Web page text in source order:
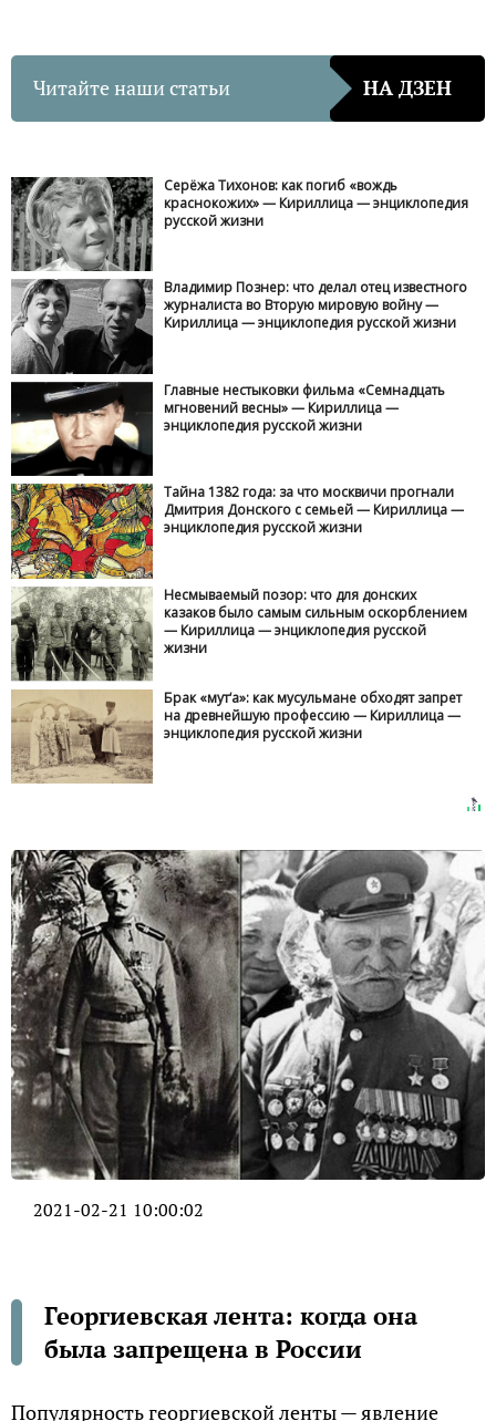
Читайте наши статьи НА ДЗЕН
Серёжа Тихонов: как погиб «вождь
краснокожих» — Кириллица — энциклопедия
русской жизни
Владимир Познер: что делал отец известного
журналиста во Вторую мировую войну —
Кириллица — энциклопедия русской жизни
Главные нестыковки фильма «Семнадцать
мгновений весны» — Кириллица —
энциклопедия русской жизни
Тайна 1382 года: за что москвичи прогнали
Дмитрия Донского с семьей — Кириллица —
энциклопедия русской жизни
Несмываемый позор: что для донских
казаков было самым сильным оскорблением
— Кириллица — энциклопедия русской
жизни
Брак «мут‘а»: как мусульмане обходят запрет
на древнейшую профессию — Кириллица —
энциклопедия русской жизни
2021-02-21 10:00:02
Георгиевская лента: когда она
была запрещена в России
Популярность георгиевской ленты — явление